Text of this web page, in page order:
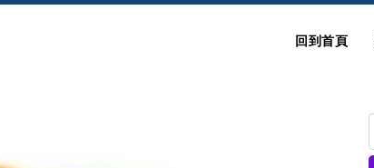
回到首頁